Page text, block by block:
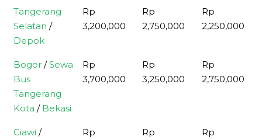
Tujuan
Big Bus 48
& 59 seat
Medium
Bus Long
Medium
Bus 31
Tangerang
Selatan /
Depok
Rp
3,200,000
Rp
2,750,000
Rp
2,250,000
Bogor /Sewa
Bus
Tangerang
Kota / Bekasi
Rp
3,700,000
Rp
3,250,000
Rp
2,750,000
Ciawi /
Rp
Rp
Rp